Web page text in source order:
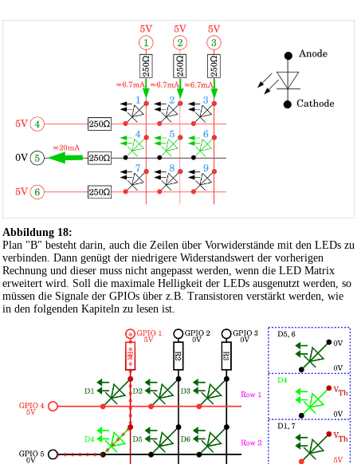
Abbildung 18:
Plan "B" besteht darin, auch die Zeilen über Vorwiderstände mit den LEDs zu
verbinden. Dann genügt der niedrigere Widerstandswert der vorherigen
Rechnung und dieser muss nicht angepasst werden, wenn die LED Matrix
erweitert wird. Soll die maximale Helligkeit der LEDs ausgenutzt werden, so
müssen die Signale der GPIOs über z.B. Transistoren verstärkt werden, wie
in den folgenden Kapiteln zu lesen ist.